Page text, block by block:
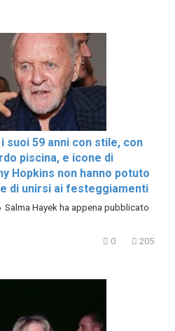
suoi 59 anni con stile, con
piscina, e icone di
Hopkins non hanno potuto
di unirsi ai festeggiamenti
Salma Hayek ha appena pubblicato
0 205